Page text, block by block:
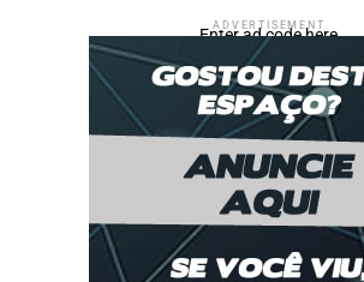
ADVERTISEMENT
Enter ad code here